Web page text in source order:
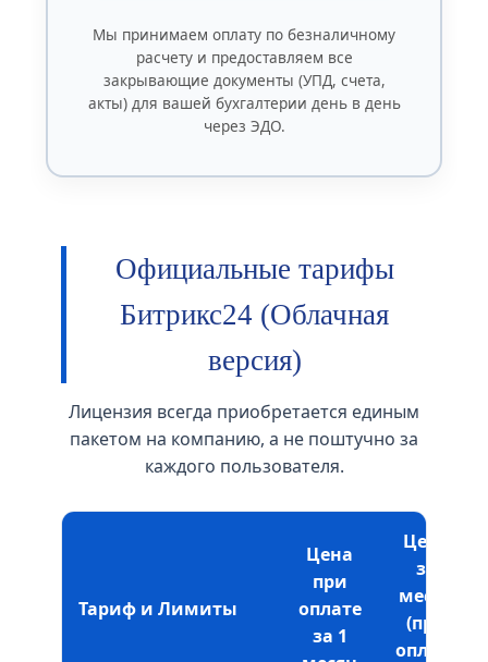
Мы принимаем оплату по безналичному
расчету и предоставляем все
закрывающие документы (УПД, счета,
акты) для вашей бухгалтерии день в день
через ЭДО.
Официальные тарифы
Битрикс24 (Облачная
версия)
Лицензия всегда приобретается единым
пакетом на компанию, а не поштучно за
каждого пользователя.
Тариф и Лимиты
Цена
при
оплате
за 1
Цена
за
месяц
(при
оплате